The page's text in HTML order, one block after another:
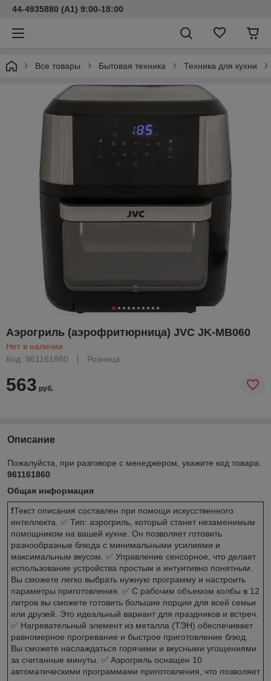
44-4935880 (A1) 9:00-18:00
Все товары Бытовая техника Техника для кухни
Аэрогриль (аэрофритюрница) JVC JK-MB060
Нет в наличии
Код: 961161860
Розница
563 руб.
Описание
Пожалуйста, при разговоре с менеджером, укажите код товара:
961161860
Общая информация
❗️Текст описания составлен при помощи искусственного
интеллекта. ✅ Тип: аэрогриль, который станет незаменимым
помощником на вашей кухне. Он позволяет готовить
разнообразные блюда с минимальными усилиями и
максимальным вкусом. ✅ Управление сенсорное, что делает
использование устройства простым и интуитивно понятным.
Вы сможете легко выбрать нужную программу и настроить
параметры приготовления. ✅ С рабочим объемом колбы в 12
литров вы сможете готовить большие порции для всей семьи
или друзей. Это идеальный вариант для праздников и встреч.
✅ Нагревательный элемент из металла (ТЭН) обеспечивает
равномерное прогревание и быстрое приготовление блюд.
Вы сможете наслаждаться горячими и вкусными угощениями
за считанные минуты. ✅ Аэрогриль оснащен 10
автоматическими программами приготовления, что позволяет